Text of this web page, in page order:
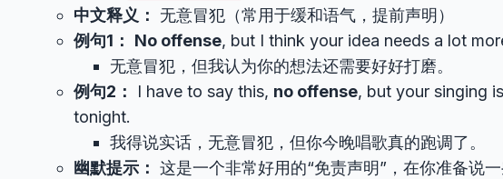
中文释义：
无意冒犯（常用于缓和语气，提前声明）
例句1：
No offense, but I think your idea needs a lot
无意冒犯，但我认为你的想法还需要好好打磨。
例句2：
I have to say this, no offense, but your singing
tonight.
我得说实话，无意冒犯，但你今晚唱歌真的跑调了。
幽默提示： 这是一个非常好用的“免责声明”，在你准备说